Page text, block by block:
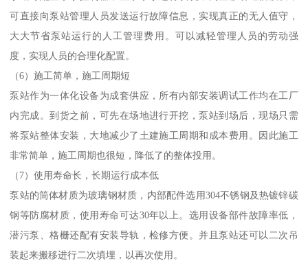
可直接向泵站管理人员发送运行故障信息，实现真正的无人值守，
大大节省泵站运行的人工管理费用。可以减轻管理人员的劳动强
度，实现人员的合理化配置。
（6）施工简单，施工周期短
泵站作为一体化设备为成套供应，所有内部安装调试工作均在工厂
内完成。到货之前，可先在场地进行开挖，泵站到场后，现场只需
将泵站整体安装，大地减少了土建施工周期和成本费用。因此施工
非常简单，施工周期也很短，降低了的整体投用。
（7）使用寿命长，长期运行成本低
泵站的筒体材质为玻璃钢材质，内部配件选用304不锈钢及热镀锌碳
钢等防腐材质，使用寿命可达30年以上。选用设备部件故障率低，
潜污泵、格栅还配有安装导轨，检修方便。并且泵站还可以二次吊
装起来搬移进行二次填埋，以再次使用。